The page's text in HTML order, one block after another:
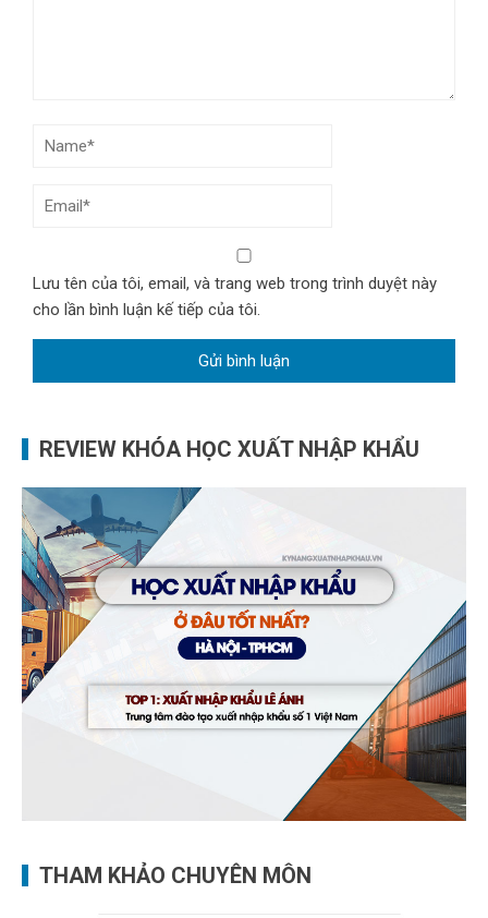
Lưu tên của tôi, email, và trang web trong trình duyệt này
cho lần bình luận kế tiếp của tôi.
REVIEW KHÓA HỌC XUẤT NHẬP KHẨU
THAM KHẢO CHUYÊN MÔN